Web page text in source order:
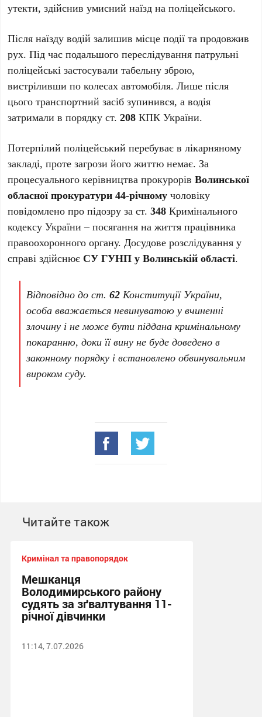
утекти, здійснив умисний наїзд на поліцейського.
Після наїзду водій залишив місце події та продовжив
рух. Під час подальшого переслідування патрульні
поліцейські застосували табельну зброю,
вистріливши по колесах автомобіля. Лише після
цього транспортний засіб зупинився, а водія
затримали в порядку ст.208 КПК України.
Потерпілий поліцейський перебуває в лікарняному
закладі, проте загрози його життю немає. За
процесуального керівництва прокурорівВолинської
обласної прокуратури 44-річному чоловіку
повідомлено про підозру за ст.348 Кримінального
кодексу України – посягання на життя працівника
правоохоронного органу. Досудове розслідування у
справі здійснює СУ ГУНП у Волинській області.
Відповідно до ст.62 Конституції України,
особа вважається невинуватою у вчиненні
злочину і не може бути піддана кримінальному
покаранню, доки її вину не буде доведено в
законному порядку і встановлено обвинувальним
вироком суду.
Читайте також
Кримінал та правопорядок
Мешканця
Володимирського району
судять за зґвалтування 11-
річної дівчинки
11:14, 7.07.2026